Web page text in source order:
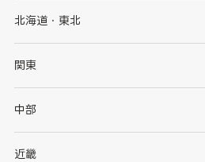
北海道・東北
北海道
岩手県
秋田県
関東
茨城県
群馬県
中部
新潟県
近畿